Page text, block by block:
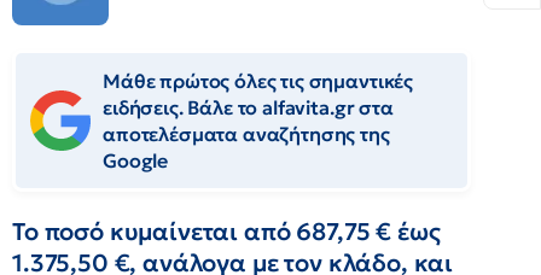
Μάθε πρώτος όλες τις σημαντικές
ειδήσεις. Βάλε το alfavita.gr στα
αποτελέσματα αναζήτησης της
Google
Το ποσό κυμαίνεται από 687,75 € έως
1.375,50 €, ανάλογα με τον κλάδο, και